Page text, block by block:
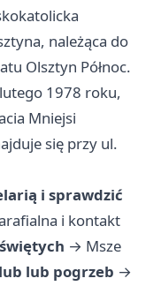
należąca do
Olsztyn Północ.
1978 roku,
Mniejsi
się przy ul.
i sprawdzić
i kontakt
→ Msze
lub pogrzeb →